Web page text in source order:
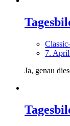
7.
Ja, genau